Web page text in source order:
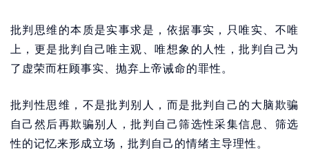
批判思维的本质是实事求是，依据事实，只唯实、不唯
上，更是批判自己唯主观、唯想象的人性，批判自己为
了虚荣而枉顾事实、抛弃上帝诫命的罪性。
批判性思维，不是批判别人，而是批判自己的大脑欺骗
自己然后再欺骗别人，批判自己筛选性采集信息、筛选
性的记忆来形成立场，批判自己的情绪主导理性。